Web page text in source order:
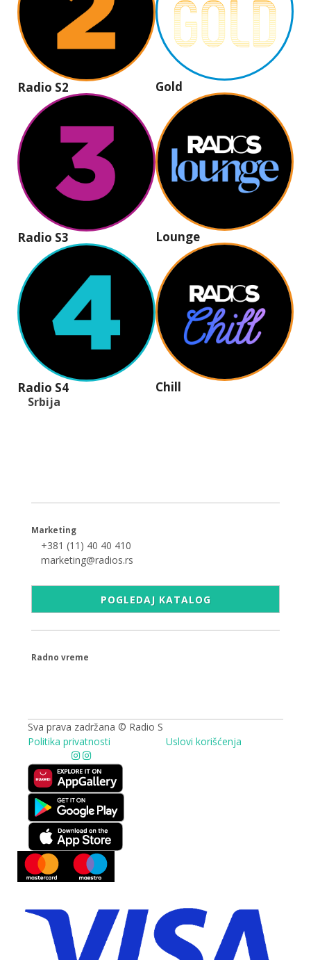
Radio S2
Radio S3
Radio S4
Gold
Lounge
Chill
Srbija
Marketing
+381 (11) 40 40 410
marketing@radios.rs
POGLEDAJ KATALOG
Radno vreme
Sva prava zadržana © Radio S
Politika privatnosti
Uslovi korišćenja